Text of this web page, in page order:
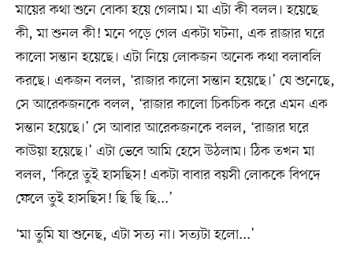
মায়ের কথা শুনে বোকা হয়ে গেলাম। মা এটা কী বলল। হয়েছে
কী, মা শুনল কী! মনে পড়ে গেল একটা ঘটনা, এক রাজার ঘরে
কালো সন্তান হয়েছে। এটা নিয়ে লোকজন অনেক কথা বলাবলি
করছে। একজন বলল, ‘রাজার কালো সন্তান হয়েছে।’ যে শুনেছে,
সে আরেকজনকে বলল, ‘রাজার কালো চিকচিক করে এমন এক
সন্তান হয়েছে।’ সে আবার আরেকজনকে বলল, ‘রাজার ঘরে
কাউয়া হয়েছে।’ এটা ভেবে আমি হেসে উঠলাম। ঠিক তখন মা
বলল, ‘কিরে তুই হাসছিস! একটা বাবার বয়সী লোককে বিপদে
ফেলে তুই হাসছিস! ছি ছি ছি...’
‘মা তুমি যা শুনেছ, এটা সত্য না। সত্যটা হলো...’